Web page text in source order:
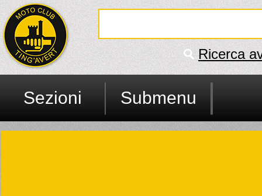
Ricerca
Sezioni Submenu